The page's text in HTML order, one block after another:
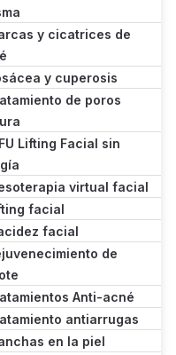
y cicatrices de
y cuperosis
de poros
Lifting Facial sin
virtual facial
facial
facial
de
Anti-acné
antiarrugas
en la piel